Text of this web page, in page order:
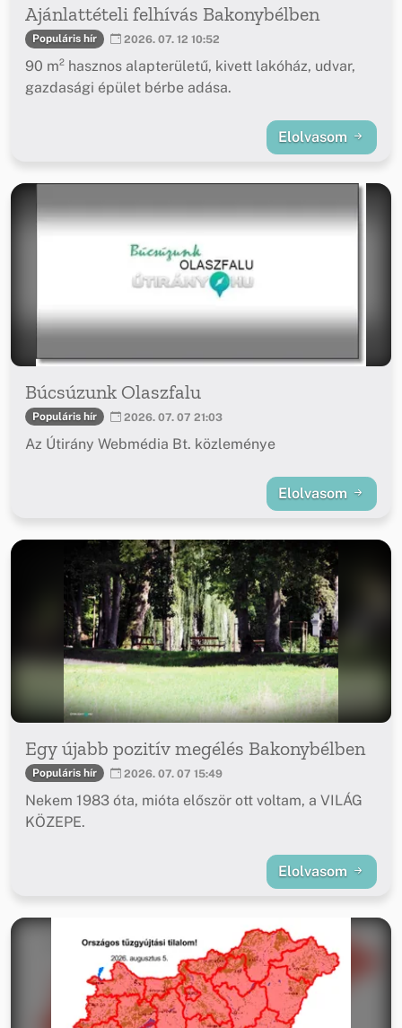
Ajánlattételi felhívás Bakonybélben
Populáris hír 2026. 07. 12 10:52
90 m² hasznos alapterületű, kivett lakóház, udvar,
gazdasági épület bérbe adása.
Elolvasom
Búcsúzunk Olaszfalu
Populáris hír 2026. 07. 07 21:03
Az Útirány Webmédia Bt. közleménye
Elolvasom
Egy újabb pozitív megélés Bakonybélben
Populáris hír 2026. 07. 07 15:49
Nekem 1983 óta, mióta először ott voltam, a VILÁG
KÖZEPE.
Elolvasom